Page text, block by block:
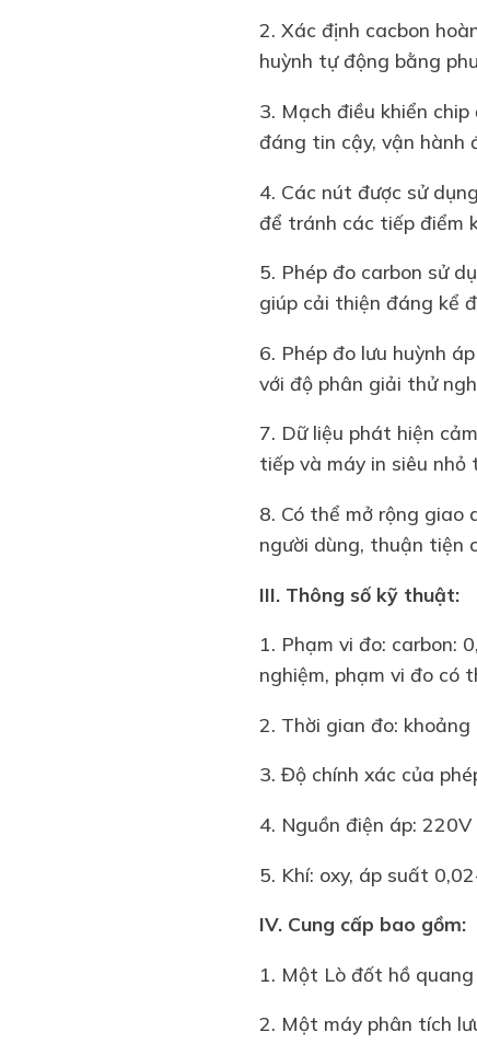
2. Xác định cacbon
huỳnh tự động bằng
3. Mạch điều khiển
đáng tin cậy, vận hành
4. Các nút được sử
để tránh các tiếp điểm
5. Phép đo carbon sử
giúp cải thiện đáng kể
6. Phép đo lưu huỳnh
với độ phân giải thử
7. Dữ liệu phát hiện
tiếp và máy in siêu
8. Có thể mở rộng giao
người dùng, thuận tiện
III. Thông số kỹ thuật:
1. Phạm vi đo: carbon:
nghiệm, phạm vi đo có
2. Thời gian đo:
3. Độ chính xác của
4. Nguồn điện áp:
5. Khí: oxy, áp suất
IV. Cung cấp bao gồm:
1. Một Lò đốt hồ quang
2. Một máy phân tích